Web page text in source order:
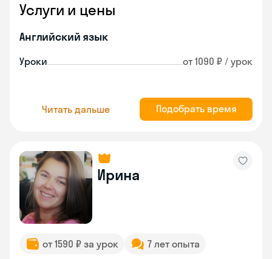
Услуги и цены
Английский язык
Уроки от 1090 ₽ / урок
Читать дальше Подобрать время
Ирина
от 1590 ₽ за урок 7 лет опыта